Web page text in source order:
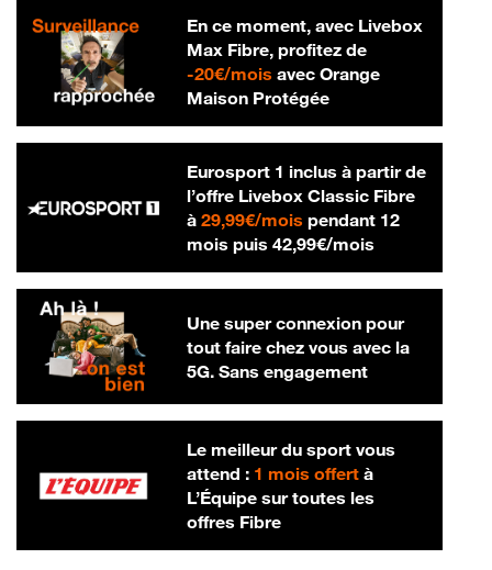
En ce moment, avec Livebox
Max Fibre, profitez de
-20€/mois20 € par mois
avec Orange
Maison Protégée
Eurosport 1 inclus à partir de
l’offre Livebox Classic Fibre
à 29,99€/mois29,99 € par mois
pendant 12
mois puis 42,99€/mois42,99 € par
Une super connexion pour
tout faire chez vous avec la
5G. Sans engagement
Le meilleur du sport vous
attend : 1 mois offertà
L’Équipe sur toutes les
offres Fibre